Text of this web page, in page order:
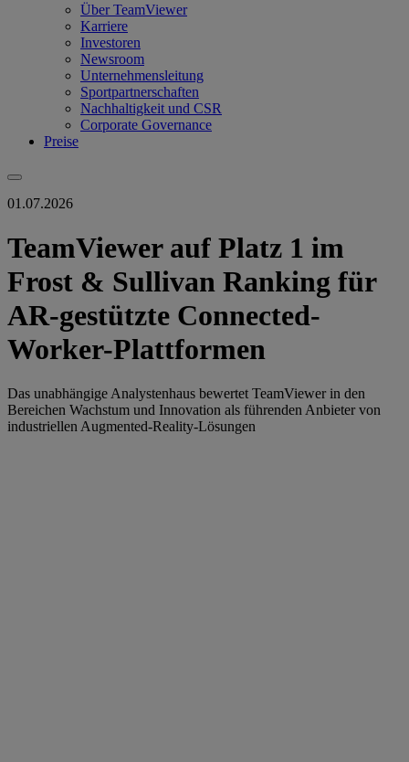
Über TeamViewer
Karriere
Investoren
Newsroom
Unternehmensleitung
Sportpartnerschaften
Nachhaltigkeit und CSR
Corporate Governance
Preise
01.07.2026
TeamViewer auf Platz 1 im
Frost & Sullivan Ranking für
AR-gestützte Connected-
Worker-Plattformen
Das unabhängige Analystenhaus bewertet TeamViewer in den
Bereichen Wachstum und Innovation als führenden Anbieter von
industriellen Augmented-Reality-Lösungen